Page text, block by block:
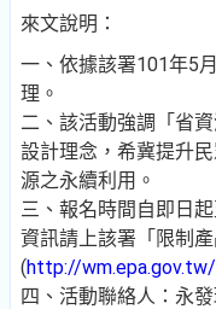
來文說明：
一、依據該署101年5
理。
二、該活動強調「省
設計理念，希冀提升
源之永續利用。
三、報名時間自即日
資訊請上該署「限制
(http://
四、活動聯絡人：永